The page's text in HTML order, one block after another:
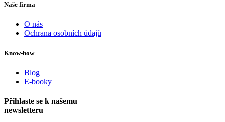
Naše firma
O nás
Ochrana osobních údajů
Know-how
Blog
E-booky
Přihlaste se k našemu
newsletteru